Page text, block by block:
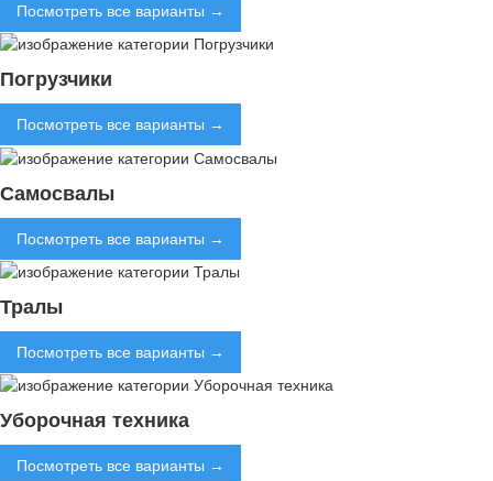
Посмотреть все варианты →
Погрузчики
Посмотреть все варианты →
Самосвалы
Посмотреть все варианты →
Тралы
Посмотреть все варианты →
Уборочная техника
Посмотреть все варианты →